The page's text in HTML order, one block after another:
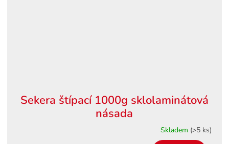
Sekera štípací 1000g sklolaminátová
násada
Skladem (>5 ks)